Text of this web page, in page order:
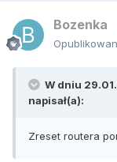
Bozenka
W dniu
napisał(a):
Zreset routera